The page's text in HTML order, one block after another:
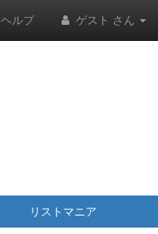
ヘルプ ゲスト さん
リストマニア